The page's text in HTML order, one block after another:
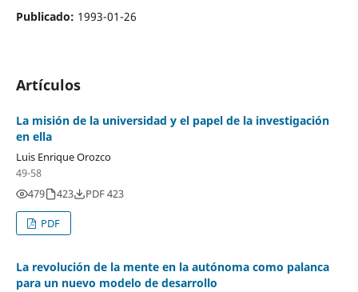
Publicado: 1993-01-26
Artículos
La misión de la universidad y el papel de la investigación
en ella
Luis Enrique Orozco
49-58
479
423 PDF 423
PDF
La revolución de la mente en la autónoma como palanca
para un nuevo modelo de desarrollo